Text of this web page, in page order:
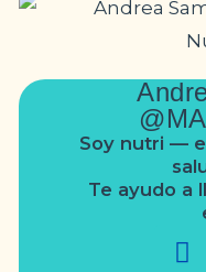
Soy nutri —
Te ayudo a